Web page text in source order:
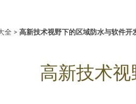
全 > 高新技术视野下的区域防水与软件开
高新技术